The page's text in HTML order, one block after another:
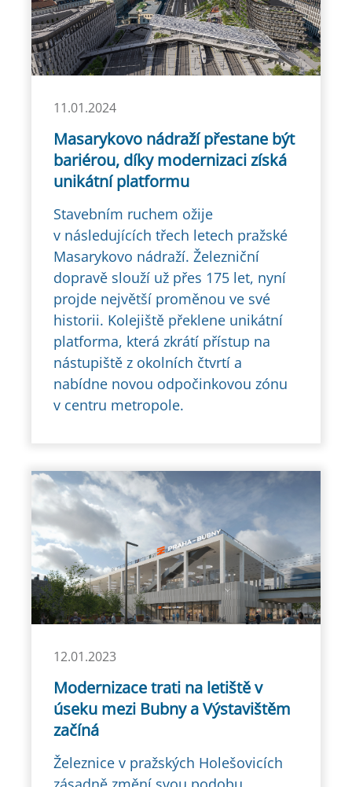
11.01.2024
Masarykovo nádraží přestane být
bariérou, díky modernizaci získá
unikátní platformu
Stavebním ruchem ožije
v následujících třech letech pražské
Masarykovo nádraží. Železniční
dopravě slouží už přes 175 let, nyní
projde největší proměnou ve své
historii. Kolejiště překlene unikátní
platforma, která zkrátí přístup na
nástupiště z okolních čtvrtí a
nabídne novou odpočinkovou zónu
v centru metropole.
12.01.2023
Modernizace trati na letiště v
úseku mezi Bubny a Výstavištěm
začíná
Železnice v pražských Holešovicích